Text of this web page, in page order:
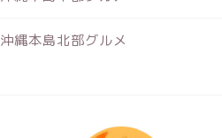
沖縄本島北部グルメ